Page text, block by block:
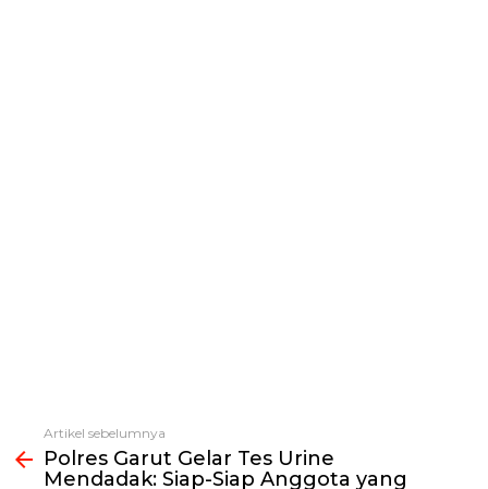
Lihat
selengkapnya
Artikel sebelumnya
Polres Garut Gelar Tes Urine
Mendadak: Siap-Siap Anggota yang